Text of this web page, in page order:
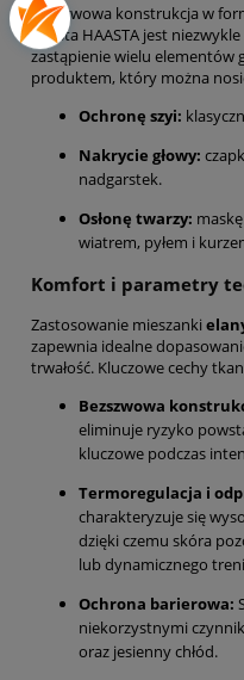
Bezszwowa konstrukcja w
chusta HAASTA jest
zastąpienie wielu elementów
produktem, który można
Ochronę szyi:
Nakrycie głowy:
nadgarstek.
Osłonę twarzy:
wiatrem, pyłem i
Komfort i parametry
Zastosowanie mieszanki
zapewnia idealne
trwałość. Kluczowe cechy
Bezszwowa
eliminuje ryzyko
kluczowe podczas
Termoregulacja i
charakteryzuje się
dzięki czemu skóra
lub dynamicznego
Ochrona barierowa:
niekorzystnymi
oraz jesienny chłód.